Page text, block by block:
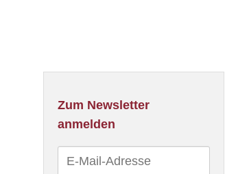
Zum Newsletter
anmelden
E-